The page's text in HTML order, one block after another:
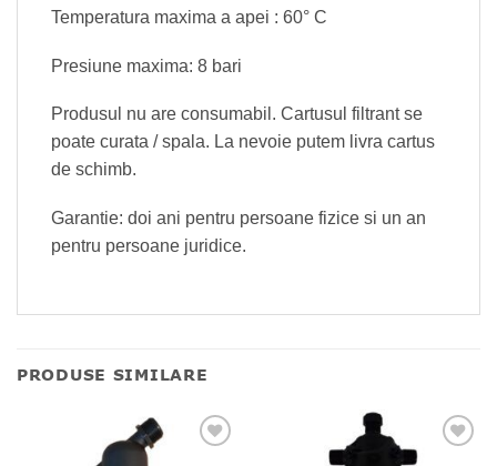
Temperatura maxima a apei : 60° C
Presiune maxima: 8 bari
Produsul nu are consumabil. Cartusul filtrant se
poate curata / spala. La nevoie putem livra cartus
de schimb.
Garantie: doi ani pentru persoane fizice si un an
pentru persoane juridice.
PRODUSE SIMILARE